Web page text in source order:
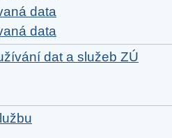
data
data
dat a služeb ZÚ